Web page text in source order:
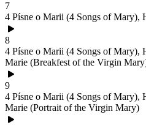
7
4 Písne o Marii (4 Songs of Mary),
8
4 Písne o Marii (4 Songs of Mary),
Marie (Breakfest of the Virgin
9
4 Písne o Marii (4 Songs of Mary),
Marie (Portrait of the Virgin Mary)